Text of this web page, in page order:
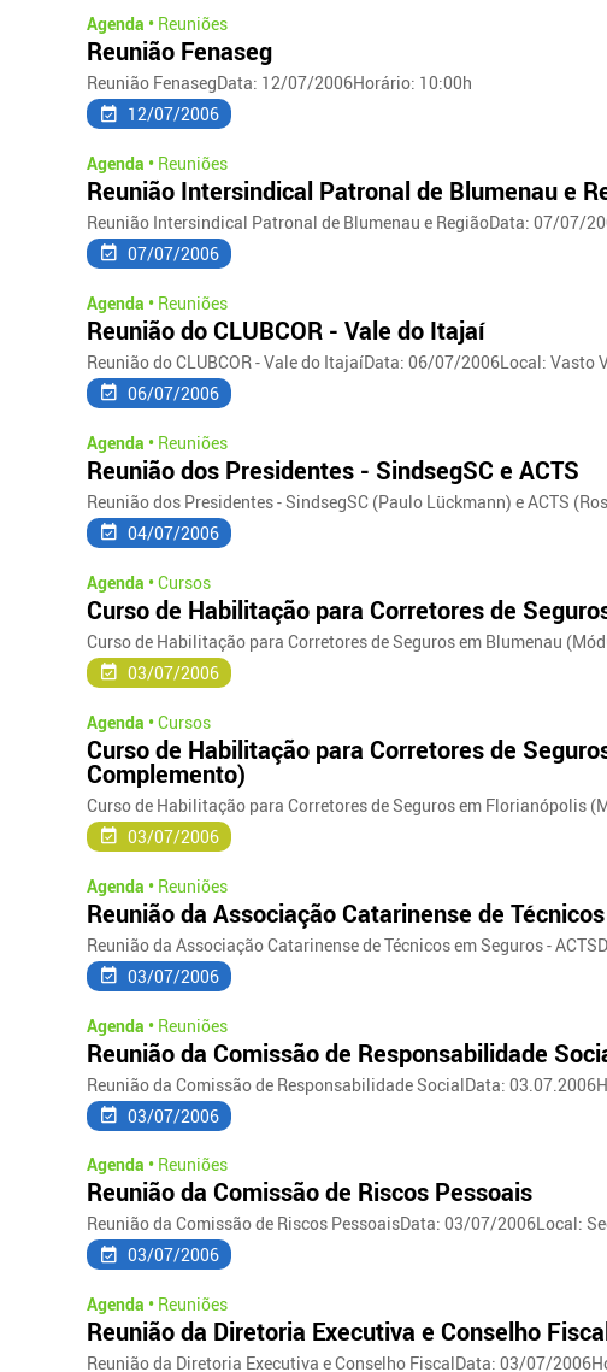
Agenda • Reuniões
Reunião Fenaseg
Reunião FenasegData: 12/07/2006Horário: 10:00h
12/07/2006
Agenda • Reuniões
Reunião Intersindical Patronal de Blumenau e
Reunião Intersindical Patronal de Blumenau e RegiãoData: 07/07/
07/07/2006
Agenda • Reuniões
Reunião do CLUBCOR - Vale do Itajaí
Reunião do CLUBCOR - Vale do ItajaíData: 06/07/2006Local: Vasto
06/07/2006
Agenda • Reuniões
Reunião dos Presidentes - SindsegSC e ACTS
Reunião dos Presidentes - SindsegSC (Paulo Lückmann) e ACTS
04/07/2006
Agenda •Cursos
Curso de Habilitação para Corretores de
Curso de Habilitação para Corretores de Seguros em Blumenau
03/07/2006
Agenda •Cursos
Curso de Habilitação para Corretores de
Complemento)
Curso de Habilitação para Corretores de Seguros em Florianópolis
03/07/2006
Agenda • Reuniões
Reunião da Associação Catarinense de
Reunião da Associação Catarinense de Técnicos em Seguros -
03/07/2006
Agenda • Reuniões
Reunião da Comissão de Responsabilidade
Reunião da Comissão de Responsabilidade SocialData:
03/07/2006
Agenda • Reuniões
Reunião da Comissão de Riscos Pessoais
Reunião da Comissão de Riscos PessoaisData: 03/07/2006Local:
03/07/2006
Agenda • Reuniões
Reunião da Diretoria Executiva e Conselho
Reunião da Diretoria Executiva e Conselho FiscalData: 03/07/